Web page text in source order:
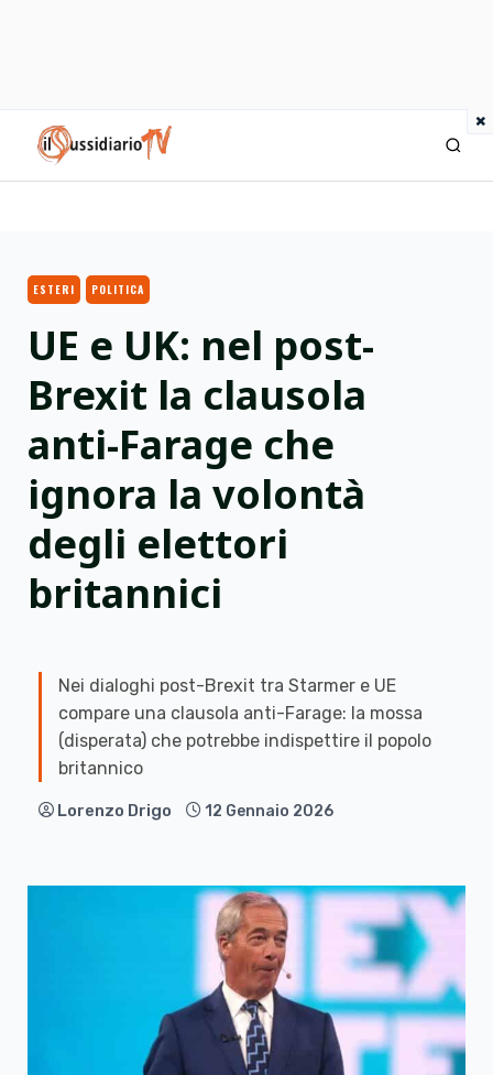
×
IlSussidiario TV
ESTERI POLITICA
UE e UK: nel post-
Brexit la clausola
anti-Farage che
ignora la volontà
degli elettori
britannici
Nei dialoghi post-Brexit tra Starmer e UE
compare una clausola anti-Farage: la mossa
(disperata) che potrebbe indispettire il popolo
britannico
Lorenzo Drigo 12 Gennaio 2026